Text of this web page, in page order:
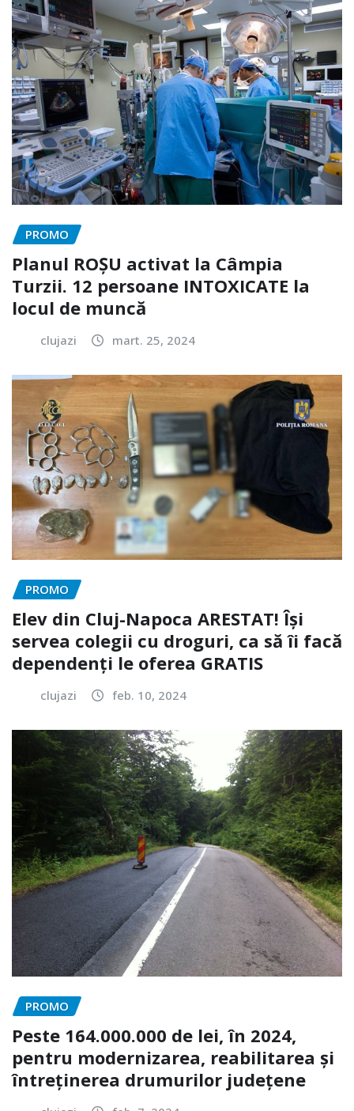
PROMO
Planul ROȘU activat la Câmpia
Turzii. 12 persoane INTOXICATE la
locul de muncă
clujazi mart. 25, 2024
PROMO
Elev din Cluj-Napoca ARESTAT! Își
servea colegii cu droguri, ca să îi facă
dependenți le oferea GRATIS
clujazi feb. 10, 2024
PROMO
Peste 164.000.000 de lei, în 2024,
pentru modernizarea, reabilitarea și
întreținerea drumurilor județene